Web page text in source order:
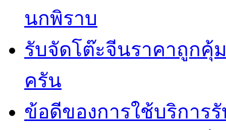
นกพิราบ
รับจัดโต๊ะจีนราคาถูกคุ้
ครัน
ข้อดีของการใช้บริการ